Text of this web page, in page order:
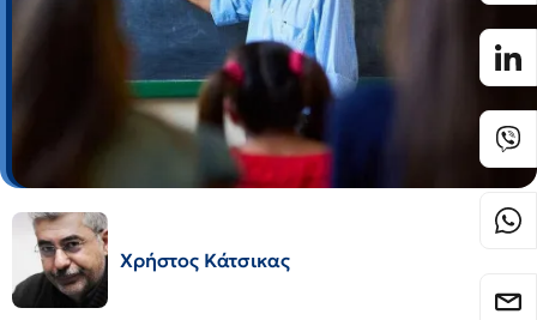
Χρήστος Κάτσικας